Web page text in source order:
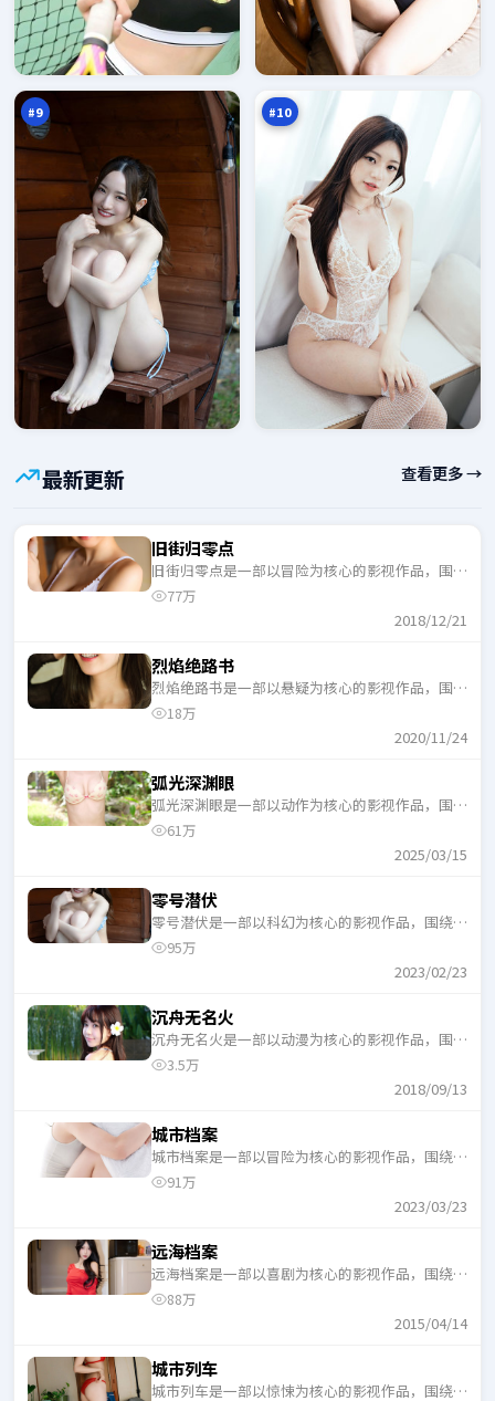
#9
零
号
潜
伏
95
万
#10
天
际
云
94
万
最新更新 查看更多 →
旧街归零点
旧街归零点是一部以冒险为核心的影视作品，围绕
危机、反转与人物成长展开，整体节奏紧凑，适合
77万
2018/12/21
烈焰绝路书
烈焰绝路书是一部以悬疑为核心的影视作品，围绕
危机、反转与人物成长展开，整体节奏紧凑，适合
18万
2020/11/24
弧光深渊眼
弧光深渊眼是一部以动作为核心的影视作品，围绕
危机、反转与人物成长展开，整体节奏紧凑，适合
61万
2025/03/15
零号潜伏
零号潜伏是一部以科幻为核心的影视作品，围绕危
机、反转与人物成长展开，整体节奏紧凑，适合一
95万
2023/02/23
沉舟无名火
沉舟无名火是一部以动漫为核心的影视作品，围绕
危机、反转与人物成长展开，整体节奏紧凑，适合
3.5万
2018/09/13
城市档案
城市档案是一部以冒险为核心的影视作品，围绕危
机、反转与人物成长展开，整体节奏紧凑，适合一
91万
2023/03/23
远海档案
远海档案是一部以喜剧为核心的影视作品，围绕危
机、反转与人物成长展开，整体节奏紧凑，适合一
88万
2015/04/14
城市列车
城市列车是一部以惊悚为核心的影视作品，围绕危